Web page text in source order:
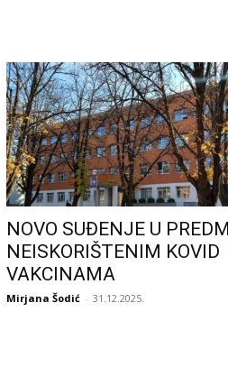
NOVO SUĐENJE U
NEISKORIŠTENIM KOVID
VAKCINAMA
Mirjana Šodić - 31.12.2025.